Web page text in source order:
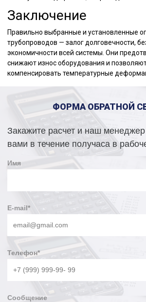
Заключение
Правильно выбранные и установленные
трубопроводов — залог долговечности,
экономичности всей системы. Они
снижают износ оборудования и
компенсировать температурные
ФОРМА ОБРАТНОЙ
Закажите расчет и наш менеджер
вами в течение получаса в
Имя
E-mail*
Телефон*
Сообщение